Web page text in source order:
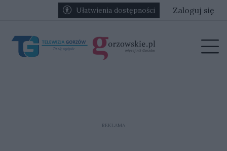
Przejdź do głównych treści
Przejdź do głównego menuUłatwienia dostępności Zaloguj się
REKLAMA